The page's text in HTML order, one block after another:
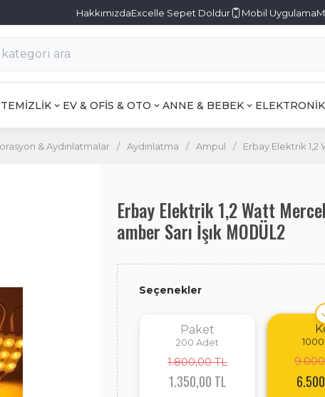
HakkımızdaExcelle Sepet Doldur Mobil Uygulama
TEMİZLİK EV & OFİS & OTO ANNE & BEBEK ELEKTRONİK
& Aydınlatmalar / Aydınlatma / Ampul / Erbay Elektrik 1,2
Erbay Elektrik 1,2 Watt
amber Sarı İşık MODÜL2
Seçenekler
Paket
200 Adet
1.800,00 TL
1.350,00 TL
1000